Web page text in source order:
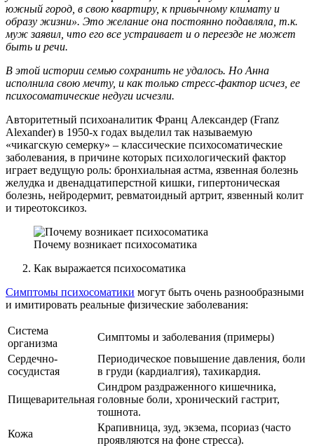
южный город, в свою квартиру, к привычному климату и
образу жизни». Это желание она постоянно подавляла, т.к.
муж заявил, что его все устраивает и о переезде не может
быть и речи.
В этой истории семью сохранить не удалось. Но Анна
исполнила свою мечту, и как только стресс-фактор исчез, ее
психосоматические недуги исчезли.
Авторитетный психоаналитик Франц Александер (Franz
Alexander) в 1950-х годах выделил так называемую
«чикагскую семерку» – классические психосоматические
заболевания, в причине которых психологический фактор
играет ведущую роль: бронхиальная астма, язвенная болезнь
желудка и двенадцатиперстной кишки, гипертоническая
болезнь, нейродермит, ревматоидный артрит, язвенный колит
и тиреотоксикоз.
Почему возникает психосоматика
Как выражается психосоматика
Симптомы психосоматики могут быть очень разнообразными
и имитировать реальные физические заболевания:
Система
организма
Симптомы и заболевания (примеры)
Сердечно-
сосудистая
Периодическое повышение давления, боли
в груди (кардиалгия), тахикардия.
Пищеварительная
Синдром раздраженного кишечника,
головные боли, хронический гастрит,
тошнота.
Кожа
Крапивница, зуд, экзема, псориаз (часто
проявляются на фоне стресса).